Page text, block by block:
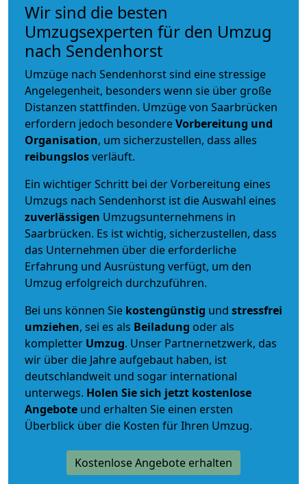
Wir sind die besten
Umzugsexperten für den Umzug
nach Sendenhorst
Umzüge nach Sendenhorst sind eine stressige
Angelegenheit, besonders wenn sie über große
Distanzen stattfinden. Umzüge von Saarbrücken
erfordern jedoch besondereVorbereitung und
Organisation, um sicherzustellen, dass alles
reibungslosverläuft.
Ein wichtiger Schritt bei der Vorbereitung eines
Umzugs nach Sendenhorst ist die Auswahl eines
zuverlässigen Umzugsunternehmens in
Saarbrücken. Es ist wichtig, sicherzustellen, dass
das Unternehmen über die erforderliche
Erfahrung und Ausrüstung verfügt, um den
Umzug erfolgreich durchzuführen.
Bei uns können Sie kostengünstig und stressfrei
umziehen, sei es als Beiladung oder als
kompletter Umzug. Unser Partnernetzwerk, das
wir über die Jahre aufgebaut haben, ist
deutschlandweit und sogar international
unterwegs. Holen Sie sich jetzt kostenlose
Angebote und erhalten Sie einen ersten
Überblick über die Kosten für Ihren Umzug.
Kostenlose Angebote erhalten